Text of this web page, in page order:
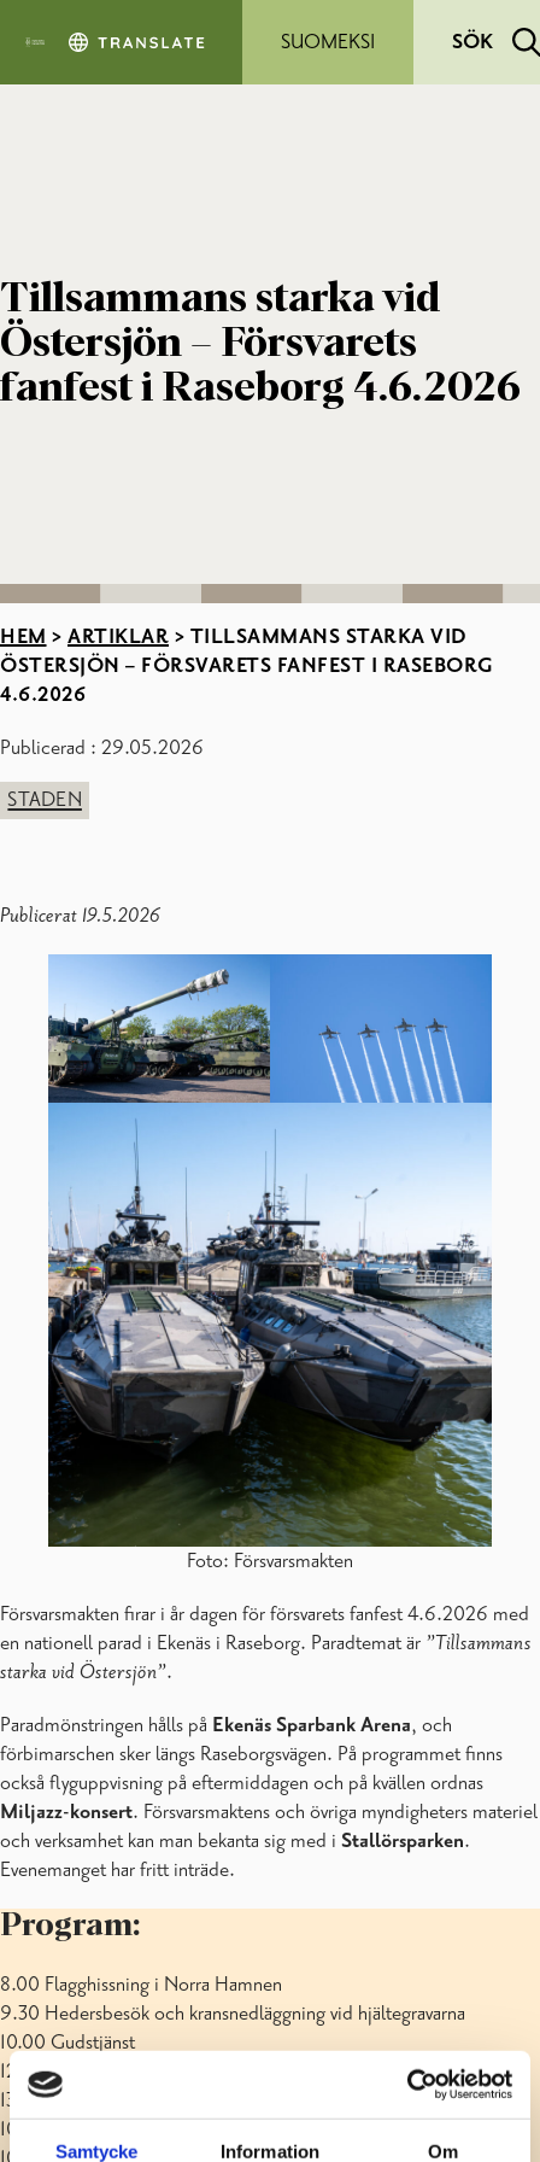
Samtycke Information Om
SUOMEKSI
SÖK
Tillsammans starka vid
Östersjön – Försvarets
fanfest i Raseborg 4.6.2026
HEM > ARTIKLAR > TILLSAMMANS STARKA VID
ÖSTERSJÖN – FÖRSVARETS FANFEST I RASEBORG
4.6.2026
Publicerad : 29.05.2026
STADEN
Publicerat 19.5.2026
Foto: Försvarsmakten
Försvarsmakten firar i år dagen för försvarets fanfest 4.6.2026 med
en nationell parad i Ekenäs i Raseborg. Paradtemat är ”Tillsammans
starka vid Östersjön”.
Paradmönstringen hålls på Ekenäs Sparbank Arena, och
förbimarschen sker längs Raseborgsvägen. På programmet finns
också flyguppvisning på eftermiddagen och på kvällen ordnas
Miljazz-konsert. Försvarsmaktens och övriga myndigheters materiel
och verksamhet kan man bekanta sig med i Stallörsparken.
Evenemanget har fritt inträde.
Program:
8.00 Flagghissning i Norra Hamnen
9.30 Hedersbesök och kransnedläggning vid hjältegravarna
10.00 Gudstjänst
12.00 Paradmönstring
13.15 Förbimarsch
10–18.00 Materielutställning i Stallörsparken